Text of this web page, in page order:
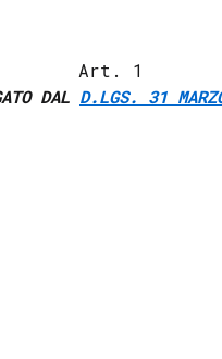
Art. 1
DAL D.LGS. 31